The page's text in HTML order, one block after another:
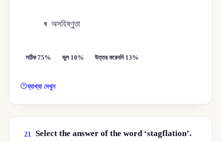
ঘ অসহিষ্ণুতা
সঠিক 75% ভুল 10% উত্তর করেননি 13%
ব্যাখ্যা দেখুন
21 Select the answer of the word ‘stagflation’.